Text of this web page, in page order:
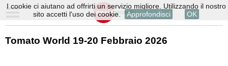
Tomato World 19-20 Febbraio 2026
I cookie ci aiutano ad offrirti un servizio migliore. Utilizzando il nostro
sito accetti l'uso dei cookie.
Approfondisci OK